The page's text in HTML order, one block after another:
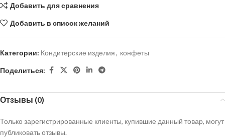
Добавить для сравнения
Добавить в список желаний
Категории: Кондитерские изделия, конфеты
Поделиться:
Отзывы (0)
Только зарегистрированные клиенты, купившие данный товар, могут
публиковать отзывы.